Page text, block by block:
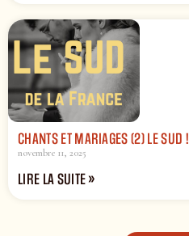
CHANTS ET MARIAGES (2) LE SUD !
novembre 11, 2025
LIRE LA SUITE »